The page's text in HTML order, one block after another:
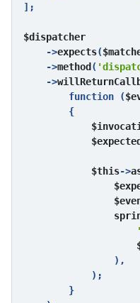
];
$dispatcher
->expects(
    ->
method (
    ->
        function (
        {
$this->
                ),
            );
        }